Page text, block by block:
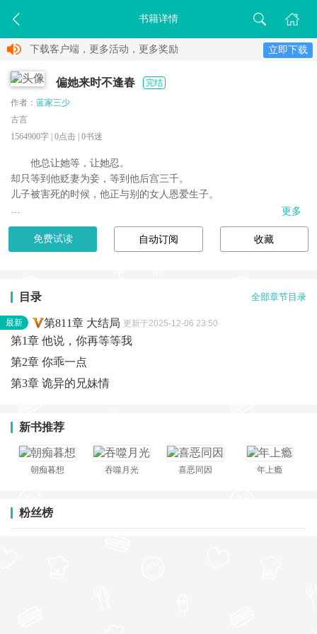
书籍详情
下载客户端，更多活动，更多奖励 立即下载
偏她来时不逢春
完结
作者： 蓝家三少
古言
1564900字 | 0点击 | 0书迷
他总让她等，让她忍。
却只等到他贬妻为妾，等到他后宫三千。
儿子被害死的时候，他正与别的女人恩爱生子。
她抱着儿子的尸体，跪求满天神佛，哪怕用她的命来换儿子的命。
巍峨宫墙上，万箭穿心，纵身一跃……
更多
免费试读 自动订阅 收藏
目录 全部章节目录
最新 第811章 大结局 更新于2025-12-06 23:50
第1章 他说，你再等等我
第2章 你乖一点
第3章 诡异的兄妹情
新书推荐
朝痴暮想 吞噬月光 喜恶同因 年上瘾
粉丝榜